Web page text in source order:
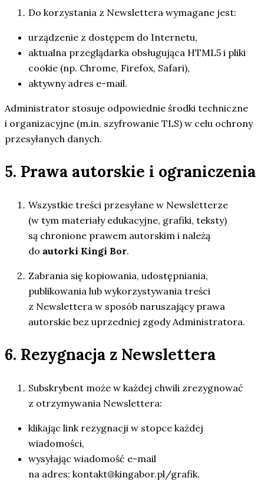
Do korzystania z Newslettera wymagane jest:
urządzenie z dostępem do Internetu,
aktualna przeglądarka obsługująca HTML5 i pliki
cookie (np. Chrome, Firefox, Safari),
aktywny adres e-mail.
Administrator stosuje odpowiednie środki techniczne
i organizacyjne (m.in. szyfrowanie TLS) w celu ochrony
przesyłanych danych.
5. Prawa autorskie i ograniczenia
Wszystkie treści przesyłane w Newsletterze
(w tym materiały edukacyjne, grafiki, teksty)
są chronione prawem autorskim i należą
do autorki Kingi Bor.
Zabrania się kopiowania, udostępniania,
publikowania lub wykorzystywania treści
z Newslettera w sposób naruszający prawa
autorskie bez uprzedniej zgody Administratora.
6. Rezygnacja z Newslettera
Subskrybent może w każdej chwili zrezygnować
z otrzymywania Newslettera:
klikając link rezygnacji w stopce każdej
wiadomości,
wysyłając wiadomość e-mail
na adres: kontakt@kingabor.pl/grafik.